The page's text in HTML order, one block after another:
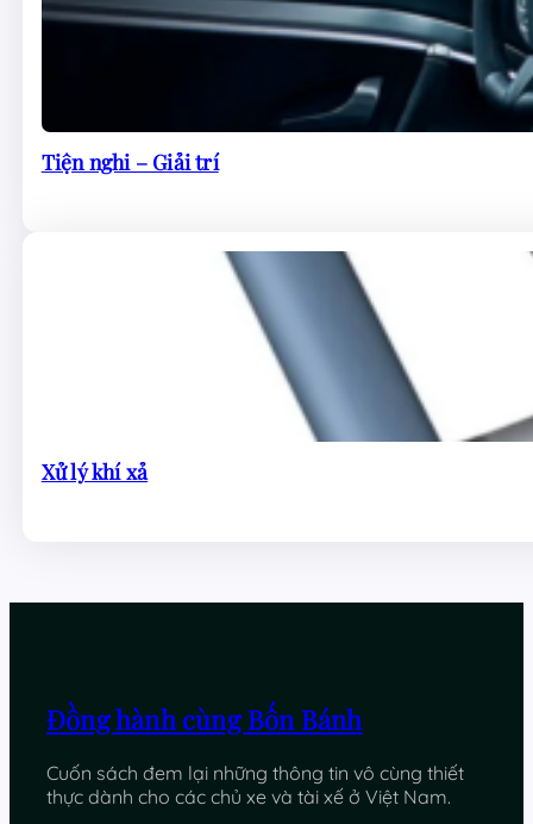
Tiện nghi – Giải trí
Xử lý khí xả
Đồng hành cùng Bốn Bánh
Cuốn sách đem lại những thông tin vô cùng thiết
thực dành cho các chủ xe và tài xế ở Việt Nam.